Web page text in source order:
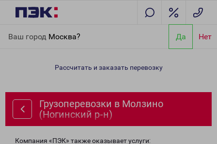
Ваш город Москва? Да Нет
р-н)
Рассчитать и заказать перевозку
Грузоперевозки в Молзино
(Ногинский р-н)
Компания «ПЭК» также оказывает услуги: